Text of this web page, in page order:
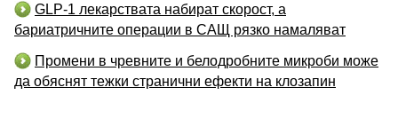
GLP-1 лекарствата набират скорост, а
бариатричните операции в САЩ рязко намаляват
Промени в чревните и белодробните микроби може
да обяснят тежки странични ефекти на клозапин